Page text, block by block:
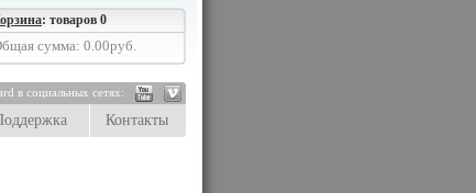
: товаров 0
сумма: 0.00руб.
в социальных сетях:
Контакты